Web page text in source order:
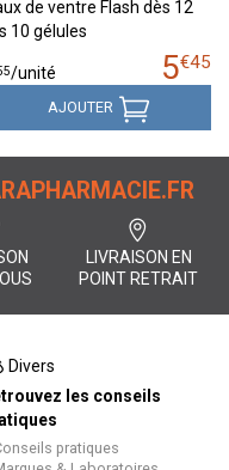
de ventre Flash dès 12
10 gélules
5€45
/unité
AJOUTER
LIVRAISON EN
POINT RETRAIT
Divers
les conseils
pratiques